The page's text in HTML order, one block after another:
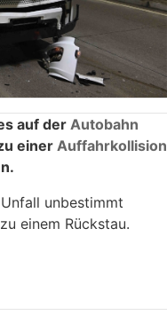
auf der Autobahn
einerAuffahrkollision
unbestimmt
einem Rückstau.